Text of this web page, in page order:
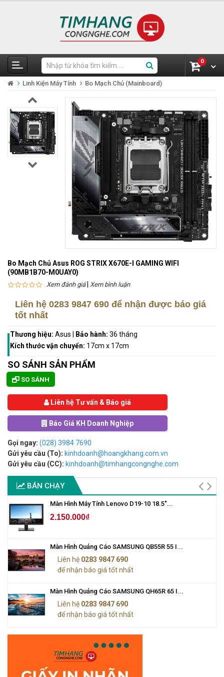
0
Linh Kiện Máy Tính Bo Mạch Chủ (Mainboard)
Bo Mạch Chủ Asus ROG STRIX X670E-I GAMING WIFI
(90MB1B70-M0UAY0)
Xem đánh giá| Xem bình luận
Liên hệ 0283 9847 690 để nhận được báo giá
tốt nhất
Thương hiệu: Asus Bảo hành: 36 tháng
Kích thước vận chuyển: 17cm x 17cm
SO SÁNH SẢN PHẨM
SO SÁNH
Liên hệ Tư vấn & Báo giá
Báo Giá KH Doanh Nghiệp
Gọi ngay: (028) 3984 7690
Gửi yêu cầu (To): kinhdoanh@hoangkhang.com.vn
Gửi yêu cầu (CC): kinhdoanh@timhangcongnghe.com
BÁN CHẠY
Màn Hình Máy Tính Lenovo D19-10 18.5"...
2.150.000₫
Màn Hình Quảng Cáo SAMSUNG QB55R 55 I...
Liên hệ 0283 9847 690
để nhận báo giá tốt nhất
Màn Hình Quảng Cáo SAMSUNG QH65R 65 I...
Liên hệ 0283 9847 690
để nhận báo giá tốt nhất